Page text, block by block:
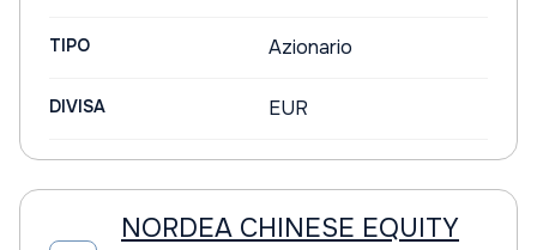
TIPO Azionario
DIVISA EUR
NORDEA CHINESE EQUITY